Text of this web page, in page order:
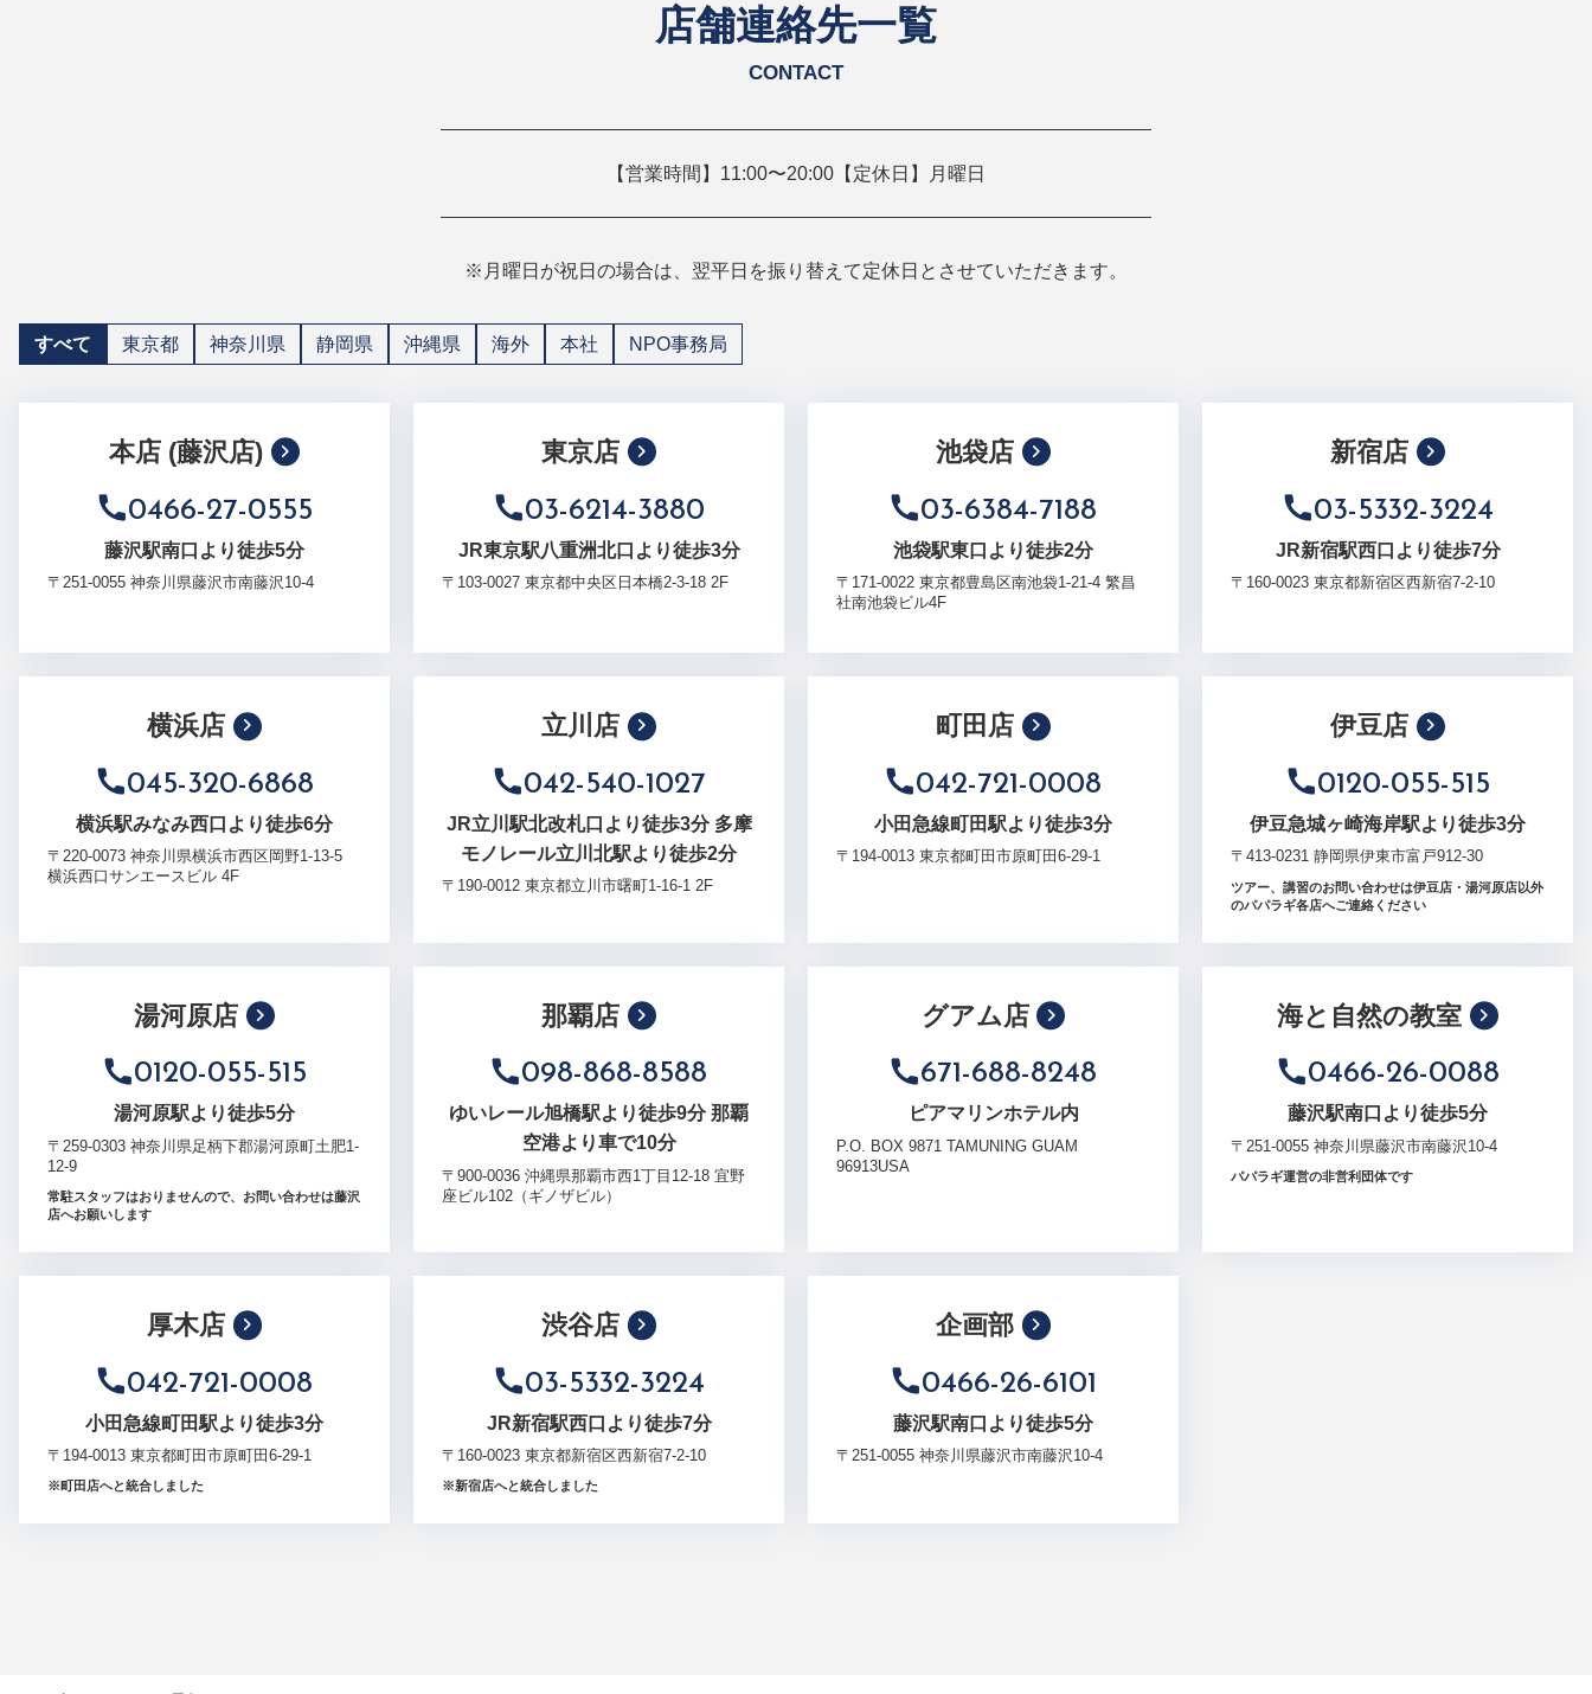
店舗連絡先一覧
CONTACT
【営業時間】11:00〜20:00【定休日】月曜日
※月曜日が祝日の場合は、翌平日を振り替えて定休日とさせていただきます。
すべて 東京都 神奈川県 静岡県 沖縄県 海外 本社 NPO事務局
本店 (藤沢店)
0466-27-0555
藤沢駅南口より徒歩5分
〒251-0055 神奈川県藤沢市南藤沢10-4
東京店
03-6214-3880
JR東京駅八重洲北口より徒歩3分
〒103-0027 東京都中央区日本橋2-3-18 2F
池袋店
03-6384-7188
池袋駅東口より徒歩2分
〒171-0022 東京都豊島区南池袋1-21-4 繁昌
社南池袋ビル4F
新宿店
03-5332-3224
JR新宿駅西口より徒歩7分
〒160-0023 東京都新宿区西新宿7-2-10
横浜店
045-320-6868
横浜駅みなみ西口より徒歩6分
〒220-0073 神奈川県横浜市西区岡野1-13-5
横浜西口サンエースビル 4F
立川店
042-540-1027
JR立川駅北改札口より徒歩3分 多摩
モノレール立川北駅より徒歩2分
〒190-0012 東京都立川市曙町1-16-1 2F
町田店
042-721-0008
小田急線町田駅より徒歩3分
〒194-0013 東京都町田市原町田6-29-1
伊豆店
0120-055-515
伊豆急城ヶ崎海岸駅より徒歩3分
〒413-0231 静岡県伊東市富戸912-30
ツアー、講習のお問い合わせは伊豆店・湯河原店以外
のパパラギ各店へご連絡ください
湯河原店
0120-055-515
湯河原駅より徒歩5分
〒259-0303 神奈川県足柄下郡湯河原町土肥1-
12-9
常駐スタッフはおりませんので、お問い合わせは藤沢
店へお願いします
那覇店
098-868-8588
ゆいレール旭橋駅より徒歩9分 那覇
空港より車で10分
〒900-0036 沖縄県那覇市西1丁目12-18 宜野
座ビル102（ギノザビル）
グアム店
671-688-8248
ピアマリンホテル内
P.O. BOX 9871 TAMUNING GUAM
96913USA
海と自然の教室
0466-26-0088
藤沢駅南口より徒歩5分
〒251-0055 神奈川県藤沢市南藤沢10-4
パパラギ運営の非営利団体です
厚木店
042-721-0008
小田急線町田駅より徒歩3分
〒194-0013 東京都町田市原町田6-29-1
※町田店へと統合しました
渋谷店
03-5332-3224
JR新宿駅西口より徒歩7分
〒160-0023 東京都新宿区西新宿7-2-10
※新宿店へと統合しました
企画部
0466-26-6101
藤沢駅南口より徒歩5分
〒251-0055 神奈川県藤沢市南藤沢10-4